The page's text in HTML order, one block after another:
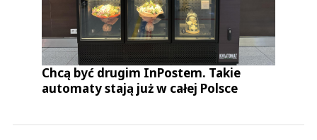
Chcą być drugim InPostem. Takie
automaty stają już w całej Polsce